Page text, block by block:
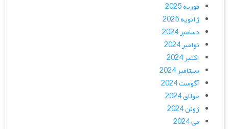
فوریه 2025
ژانویه 2025
دسامبر 2024
نوامبر 2024
اکتبر 2024
سپتامبر 2024
آگوست 2024
جولای 2024
ژوئن 2024
می 2024